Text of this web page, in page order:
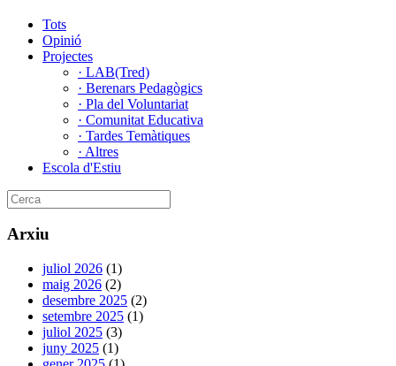
Tots
Opinió
Projectes
· LAB(Tred)
· Berenars Pedagògics
· Pla del Voluntariat
· Comunitat Educativa
· Tardes Temàtiques
· Altres
Escola d'Estiu
Arxiu
juliol 2026 (1)
maig 2026 (2)
desembre 2025 (2)
setembre 2025 (1)
juliol 2025 (3)
juny 2025 (1)